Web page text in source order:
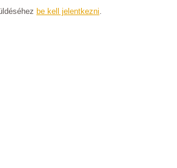
be kell jelentkezni.